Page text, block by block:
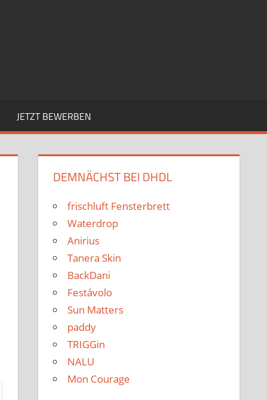
JETZT BEWERBEN
DEMNÄCHST BEI DHDL
frischluft Fensterbrett
Waterdrop
Anirius
Tanera Skin
BackDani
Festávolo
Sun Matters
paddy
TRIGGin
NALU
Mon Courage